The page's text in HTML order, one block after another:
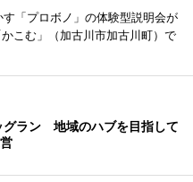
「プロボノ」の体験型説明会が
こむ」（加古川市加古川町）で
グラン 地域のハブを目指して